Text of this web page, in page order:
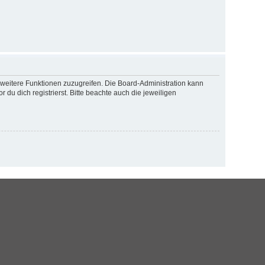
Funktionen zuzugreifen. Die Board-Administration kann
du dich registrierst. Bitte beachte auch die jeweiligen